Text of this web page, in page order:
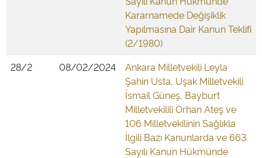
Kararnamede Değişiklik
Yapılmasına Dair Kanun Teklifi
(2/1980)
28/2
08/02/2024
Ankara Milletvekili Leyla
Şahin Usta, Uşak Milletvekili
İsmail Güneş, Bayburt
Milletvekilili Orhan Ateş ve
106 Milletvekilinin Sağlıkla
İlgili Bazı Kanunlarda ve 663
Sayılı Kanun Hükmünde